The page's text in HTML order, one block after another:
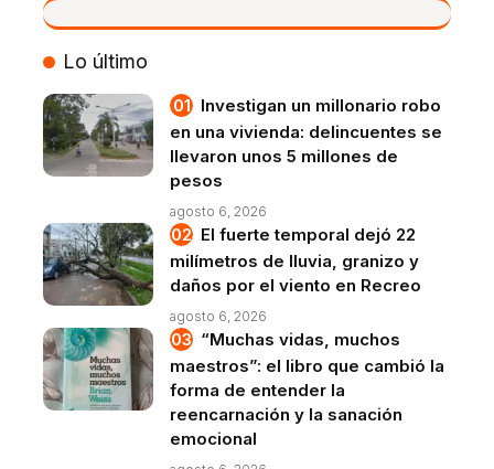
VIVO
Lo último
Investigan un millonario robo
en una vivienda: delincuentes se
llevaron unos 5 millones de
pesos
agosto 6, 2026
El fuerte temporal dejó 22
milímetros de lluvia, granizo y
daños por el viento en Recreo
agosto 6, 2026
“Muchas vidas, muchos
maestros”: el libro que cambió la
forma de entender la
reencarnación y la sanación
emocional